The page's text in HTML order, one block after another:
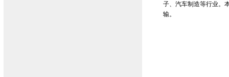
子、汽车制造等行业。
输。